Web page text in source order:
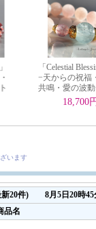
います